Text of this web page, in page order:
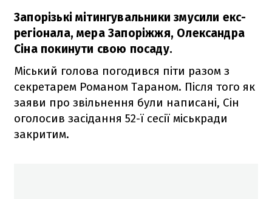
Запорізькі мітингувальники змусили екс-
регіонала, мера Запоріжжя, Олександра
Сіна покинути свою посаду.
Міський голова погодився піти разом з
секретарем Романом Тараном. Після того як
заяви про звільнення були написані, Сін
оголосив засідання 52-ї сесії міськради
закритим.